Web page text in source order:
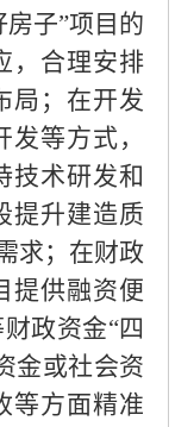
子”项目的
，合理安排
局；在开发
等方式，
技术研发和
提升建造质
求；在财政
提供融资便
政资金“四
金或社会资
等方面精准